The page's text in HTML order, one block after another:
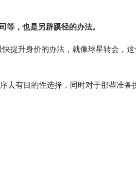
等，也是另辟蹊径的办法。
提升身价的办法，就像球星转会，这
去有目的性选择，同时对于那些准备